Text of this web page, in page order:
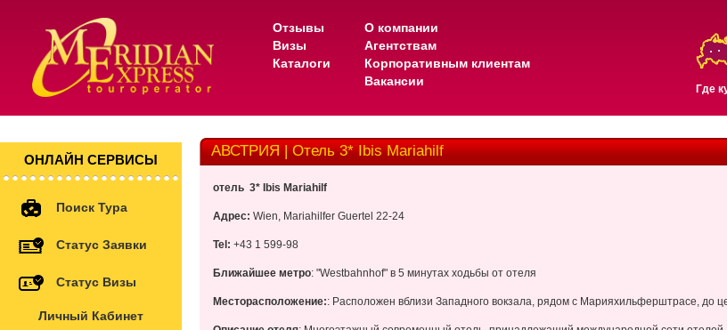
Отзывы
Визы
Каталоги
О компании
Агентствам
Корпоративным клиентам
Вакансии
Где
ОНЛАЙН СЕРВИСЫ
Поиск Тура
Статус Заявки
Статус Визы
Личный Кабинет
АВСТРИЯ | Отель 3* Ibis Mariahilf
отель 3* Ibis Mariahilf
Адрес: Wien, Mariahilfer Guertel 22-24
Tel: +43 1 599-98
Ближайшее метро: "Westbahnhof" в 5 минутах ходьбы от отеля
Месторасположение:: Расположен вблизи Западного вокзала, рядом с Марияхильферштрасе, до